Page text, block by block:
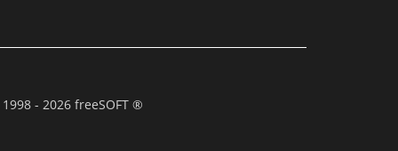
- 2026 freeSOFT ®